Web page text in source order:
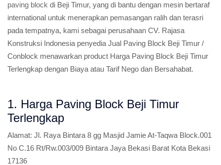
paving block di Beji Timur, yang di bantu dengan mesin bertaraf
international untuk menerapkan pemasangan ralih dan terasri
pada tempatnya, kami sebagai perusahaan CV. Rajasa
Konstruksi Indonesia penyedia Jual Paving Block Beji Timur /
Conblock menawarkan product Harga Paving Block Beji Timur
Terlengkap dengan Biaya atau Tarif Nego dan Bersahabat.
1. Harga Paving Block Beji Timur
Terlengkap
Alamat: Jl. Raya Bintara 8 gg Masjid Jamie At-Taqwa Block.001
No C.16 Rt/Rw.003/009 Bintara Jaya Bekasi Barat Kota Bekasi
17136